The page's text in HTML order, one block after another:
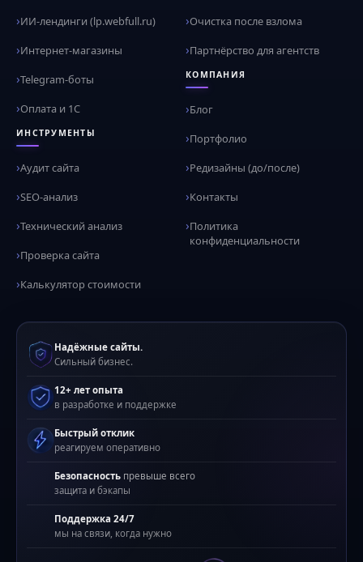
ИИ-лендинги (lp.webfull.ru)
Интернет-магазины
Telegram-боты
Оплата и 1С
ИНСТРУМЕНТЫ
Аудит сайта
SEO-анализ
Технический анализ
Проверка сайта
Калькулятор стоимости
Очистка после взлома
Партнёрство для агентств
КОМПАНИЯ
Блог
Портфолио
Редизайны (до/после)
Контакты
Политика
конфиденциальности
Надёжные сайты.
Сильный бизнес.
12+ лет опыта
в разработке и поддержке
Быстрый отклик
реагируем оперативно
Безопасность превыше всего
защита и бэкапы
Поддержка 24/7
мы на связи, когда нужно